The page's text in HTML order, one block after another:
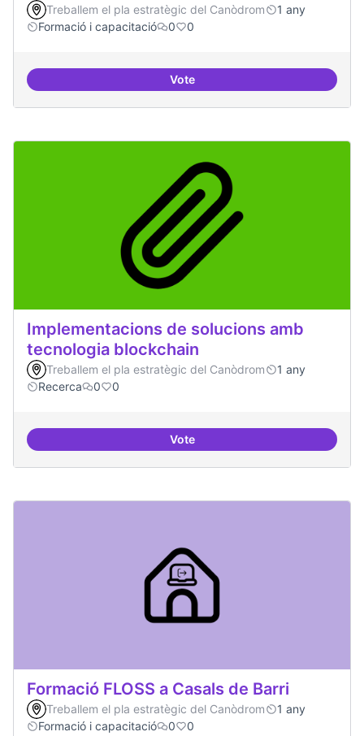
Treballem el pla estratègic del Canòdrom
1 any
Formació i capacitació
0 0
VoteConsolidar oferta antena
Implementacions de solucions amb
tecnologia blockchain
Treballem el pla estratègic del Canòdrom
1 any
Recerca
0 0
VoteImplementacions de solucions
Formació FLOSS a Casals de Barri
Treballem el pla estratègic del Canòdrom
1 any
Formació i capacitació
0 0